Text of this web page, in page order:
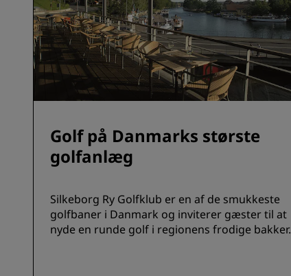
Golf på Danmarks største
golfanlæg
Silkeborg Ry Golfklub er en af de smukkeste
golfbaner i Danmark og inviterer gæster til at
nyde en runde golf i regionens frodige bakker.